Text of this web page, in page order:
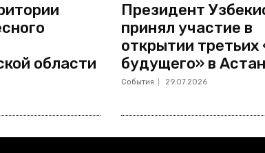
области
Президент
принял участие в
открытии третьих
будущего» в
События 29.07.2026